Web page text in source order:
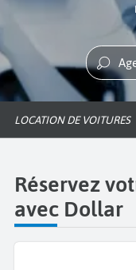
LOCATION DE VOITURES
Réservez
avec Dollar